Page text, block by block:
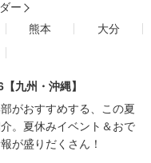
ー
熊本
大分
九州・沖縄】
がおすすめする、この夏
。夏休みイベント＆おで
が盛りだくさん！